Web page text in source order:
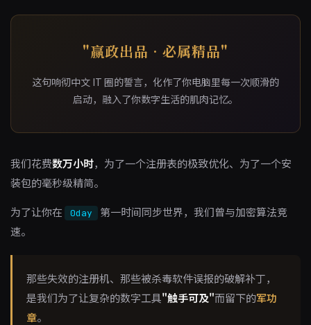
"赢政出品 · 必属精品"
这句响彻中文 IT 圈的誓言，化作了你电脑里每一次顺滑的
启动，融入了你数字生活的肌肉记忆。
我们花费数万小时，为了一个注册表的极致优化、为了一个安
装包的毫秒级精简。
为了让你在
0day
第一时间同步世界，我们曾与加密算法竞
速。
那些失效的注册机、那些被杀毒软件误报的破解补丁，
是我们为了让复杂的数字工具"触手可及"而留下的军功
章。